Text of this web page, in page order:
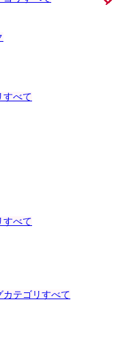
すべて
すべて
カテゴリすべて